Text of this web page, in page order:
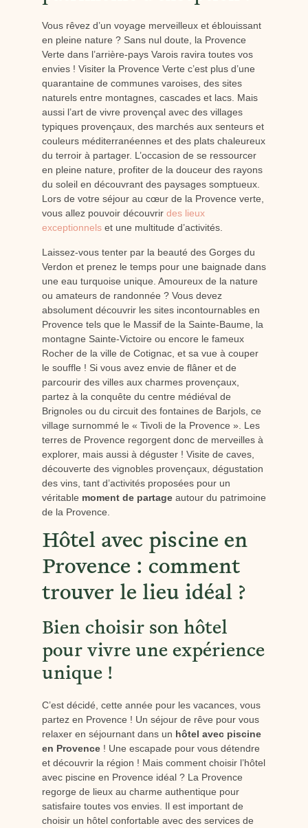
Vous rêvez d’un voyage merveilleux et éblouissant
en pleine nature ? Sans nul doute, la Provence
Verte dans l’arrière-pays Varois ravira toutes vos
envies ! Visiter la Provence Verte c’est plus d’une
quarantaine de communes varoises, des sites
naturels entre montagnes, cascades et lacs. Mais
aussi l’art de vivre provençal avec des villages
typiques provençaux, des marchés aux senteurs et
couleurs méditerranéennes et des plats chaleureux
du terroir à partager. L’occasion de se ressourcer
en pleine nature, profiter de la douceur des rayons
du soleil en découvrant des paysages somptueux.
Lors de votre séjour au cœur de la Provence verte,
vous allez pouvoir découvrir des lieux
exceptionnelset une multitude d’activités.
Laissez-vous tenter par la beauté des Gorges du
Verdon et prenez le temps pour une baignade dans
une eau turquoise unique. Amoureux de la nature
ou amateurs de randonnée ? Vous devez
absolument découvrir les sites incontournables en
Provence tels que le Massif de la Sainte-Baume, la
montagne Sainte-Victoire ou encore le fameux
Rocher de la ville de Cotignac, et sa vue à couper
le souffle ! Si vous avez envie de flâner et de
parcourir des villes aux charmes provençaux,
partez à la conquête du centre médiéval de
Brignoles ou du circuit des fontaines de Barjols, ce
village surnommé le « Tivoli de la Provence ». Les
terres de Provence regorgent donc de merveilles à
explorer, mais aussi à déguster ! Visite de caves,
découverte des vignobles provençaux, dégustation
des vins, tant d’activités proposées pour un
véritable moment de partageautour du patrimoine
de la Provence.
Hôtel avec piscine en
Provence : comment
trouver le lieu idéal ?
Bien choisir son hôtel
pour vivre une expérience
unique !
C’est décidé, cette année pour les vacances, vous
partez en Provence ! Un séjour de rêve pour vous
relaxer en séjournant dans un hôtel avec piscine
en Provence! Une escapade pour vous détendre
et découvrir la région ! Mais comment choisir l’hôtel
avec piscine en Provence idéal ? La Provence
regorge de lieux au charme authentique pour
satisfaire toutes vos envies. Il est important de
choisir un hôtel confortable avec des services de